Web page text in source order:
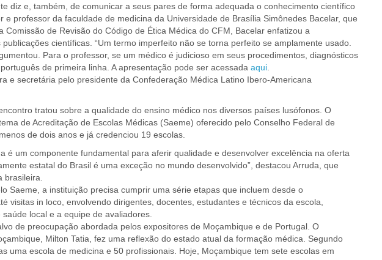
diz e, também, de comunicar a seus pares de forma adequada o conhecimento científico
professor da faculdade de medicina da Universidade de Brasília Simônedes Bacelar, que
de Revisão do Código de Ética Médica do CFM, Bacelar enfatizou a
científicas. “Um termo imperfeito não se torna perfeito se amplamente usado.
Para o professor, se um médico é judicioso em seus procedimentos, diagnósticos
de primeira linha. A apresentação pode ser acessada aqui
e secretária pelo presidente da Confederação Médica Latino Ibero-Americana
tratou sobre a qualidade do ensino médico nos diversos países lusófonos. O
de Acreditação de Escolas Médicas (Saeme) oferecido pelo Conselho Federal de
de dois anos e já credenciou 19 escolas.
é um componente fundamental para aferir qualidade e desenvolver excelência na oferta
estatal do Brasil é uma exceção no mundo desenvolvido”, destacou Arruda, que
Saeme, a instituição precisa cumprir uma série etapas que incluem desde o
visitas in loco, envolvendo dirigentes, docentes, estudantes e técnicos da escola,
local e a equipe de avaliadores.
de preocupação abordada pelos expositores de Moçambique e de Portugal. O
Milton Tatia, fez uma reflexão do estado atual da formação médica. Segundo
uma escola de medicina e 50 profissionais. Hoje, Moçambique tem sete escolas em